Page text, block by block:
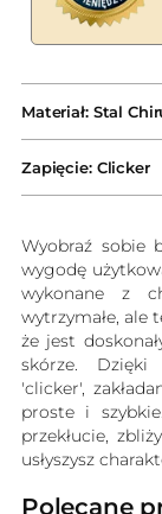
do
koszyka
Materiał: Stal
Zapięcie: Clicker
Wyobraź sobie
wygodę
wykonane z
wytrzymałe, ale
że jest
skórze. Dzięki
'clicker',
proste i
przekłucie,
usłyszysz
Polecane